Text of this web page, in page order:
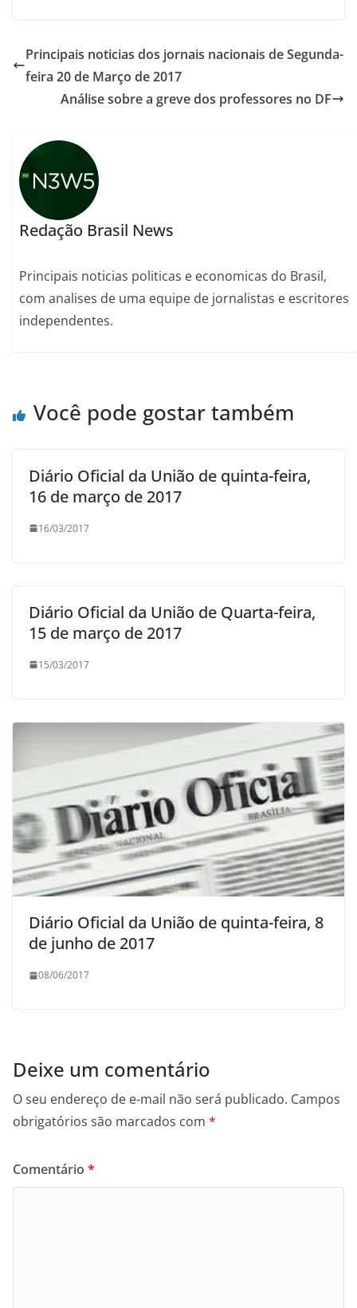
Principais noticias dos jornais nacionais de Segunda-
feira 20 de Março de 2017
Análise sobre a greve dos professores no DF
Redação Brasil News
Principais noticias politicas e economicas do Brasil,
com analises de uma equipe de jornalistas e escritores
independentes.
Você pode gostar também
Diário Oficial da União de quinta-feira,
16 de março de 2017
16/03/2017
Diário Oficial da União de Quarta-feira,
15 de março de 2017
15/03/2017
Diário Oficial da União de quinta-feira, 8
de junho de 2017
08/06/2017
Deixe um comentário
O seu endereço de e-mail não será publicado. Campos
obrigatórios são marcados com *
Comentário *